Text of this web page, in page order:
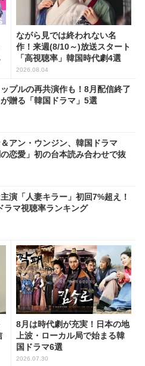
ながら見では終われない名
作！来週(8/10～)放送スタート
「高視聴率」韓国時代劇4選
2026.08.04
ップルの再共演作も！8月配信終了
贈る「韓国ドラマ」5選
アン・ウンジン、韓国ドラマ
の恋愛」初の台本読み合わせで抜
演「人妻キラー」初回7%超え！
ラマ視聴率ランキング
8月は時代劇が充実！日本の地
上波・ローカル局で始まる韓
国ドラマ6選
2026.07.30